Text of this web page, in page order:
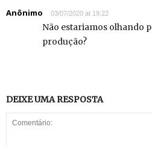
Anônimo 03/07/2020 at 19:22
Não estariamos olhando
produção?
DEIXE UMA RESPOSTA